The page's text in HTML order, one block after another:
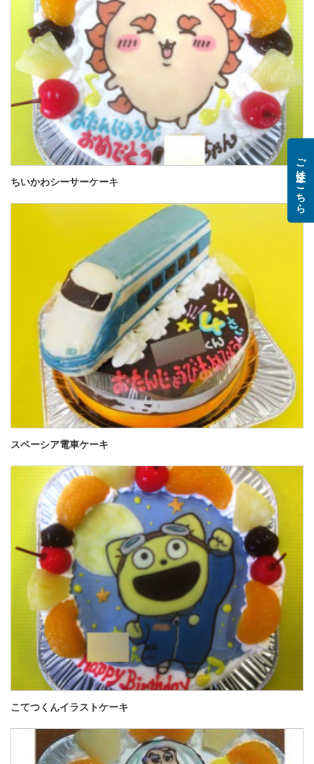
ちいかわシーサーケーキ
スペーシア電車ケーキ
こてつくんイラストケーキ
ご注文はこちら